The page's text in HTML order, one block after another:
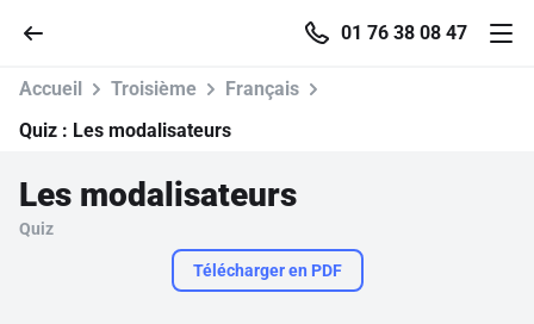
01 76 38 08 47
Accueil
Accueil Troisième
Français
Quiz : Les modalisateurs
Les modalisateurs
Quiz
Télécharger en PDF